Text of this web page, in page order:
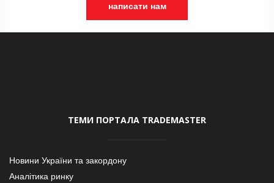
написати нам
ТЕМИ ПОРТАЛА TRADEMASTER
Новини України та закордону
Аналітика ринку